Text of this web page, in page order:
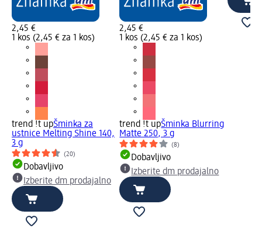
2,45 €
1 kos (2,45 € za 1 kos)
trend !t upŠminka za
ustnice Melting Shine 140,
3 g
(20)
Dobavljivo
Izberite dm prodajalno
2,45 €
1 kos (2,45 € za 1 kos)
trend !t upŠminka Blurring
Matte 250, 3 g
(8)
Dobavljivo
Izberite dm prodajalno